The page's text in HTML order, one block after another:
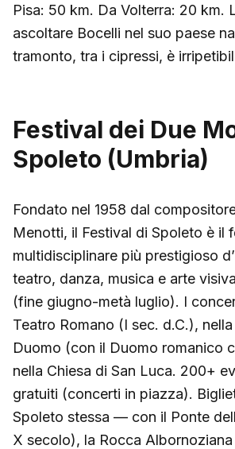
Pisa: 50 km. Da Volterra: 20 km.
ascoltare Bocelli nel suo paese
tramonto, tra i cipressi, è
Festival dei Due
Spoleto (Umbria)
Fondato nel 1958 dal
Menotti, il Festival di Spoleto è il
multidisciplinare più prestigioso
teatro, danza, musica e arte
(fine giugno-metà luglio). I
Teatro Romano (I sec. d.C.),
Duomo (con il Duomo romanico
nella Chiesa di San Luca. 200+
gratuiti (concerti in piazza).
Spoleto stessa — con il Ponte
X secolo), la Rocca